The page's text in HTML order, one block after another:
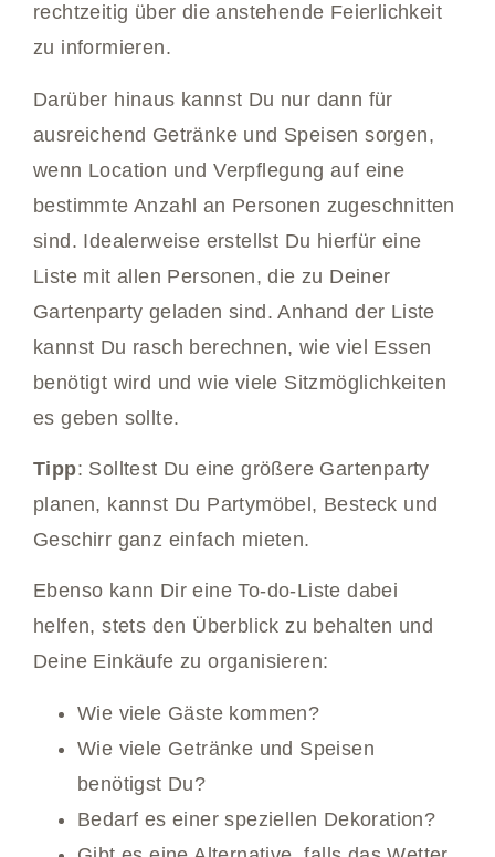
rechtzeitig über die anstehende Feierlichkeit
zu informieren.
Darüber hinaus kannst Du nur dann für
ausreichend Getränke und Speisen sorgen,
wenn Location und Verpflegung auf eine
bestimmte Anzahl an Personen zugeschnitten
sind. Idealerweise erstellst Du hierfür eine
Liste mit allen Personen, die zu Deiner
Gartenparty geladen sind. Anhand der Liste
kannst Du rasch berechnen, wie viel Essen
benötigt wird und wie viele Sitzmöglichkeiten
es geben sollte.
Tipp: Solltest Du eine größere Gartenparty
planen, kannst Du Partymöbel, Besteck und
Geschirr ganz einfach mieten.
Ebenso kann Dir eine To-do-Liste dabei
helfen, stets den Überblick zu behalten und
Deine Einkäufe zu organisieren:
Wie viele Gäste kommen?
Wie viele Getränke und Speisen
benötigst Du?
Bedarf es einer speziellen Dekoration?